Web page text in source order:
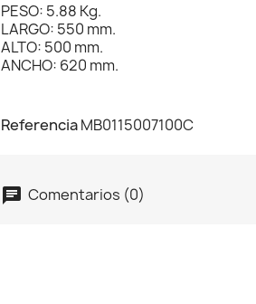
PESO: 5.88 Kg.
LARGO: 550 mm.
ALTO: 500 mm.
ANCHO: 620 mm.
ReferenciaMB0115007100C
Comentarios (0)